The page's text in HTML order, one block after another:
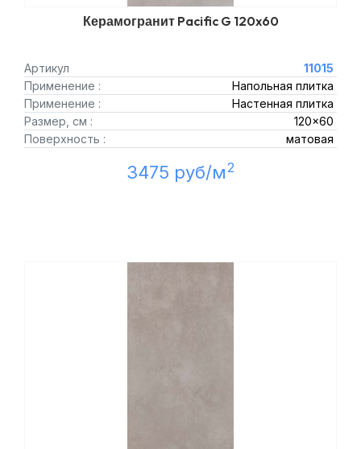
Керамогранит Pacific G 120x60
Артикул
11015
Применение :
Напольная плитка
Применение :
Настенная плитка
Размер, см :
120x60
Поверхность :
матовая
3475 руб/м2